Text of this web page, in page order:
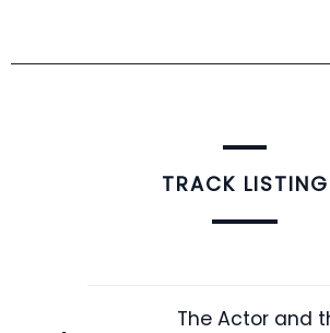
TRACK LISTING
The Actor and